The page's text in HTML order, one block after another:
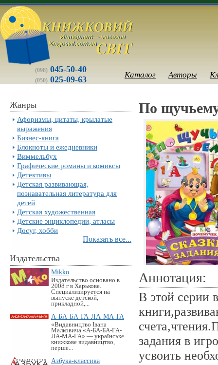
(098) 045-50-40
(050) 025-09-63 Каталог Авторы
Жанры
Афоризмы, цитаты, крылатые
выражения
Бизнес-книга
Блокноты и ежедневники
Виммельбух
Графические романы и комиксы
Детективы
Детская развивающая,
познавательная литература для
детей
Детская художественная
Детские энциклопедии, атласы
Досуг, хобби
Показать все...
Издательства
Mikko
Издательство основано в
2008 г в Харькове.
Специализируется на
выпуске детской,
прикладной,...
А-БА-БА-ГА-ЛА-МА-ГА
«Видавництво Івана
Малковича «А-БА-БА-ГА-
ЛА-МА-ГА» — українське
книжкове видавництво,
перше...
Азбука-классика
По
Аннотация:
В этой серии
задания в
усвоить